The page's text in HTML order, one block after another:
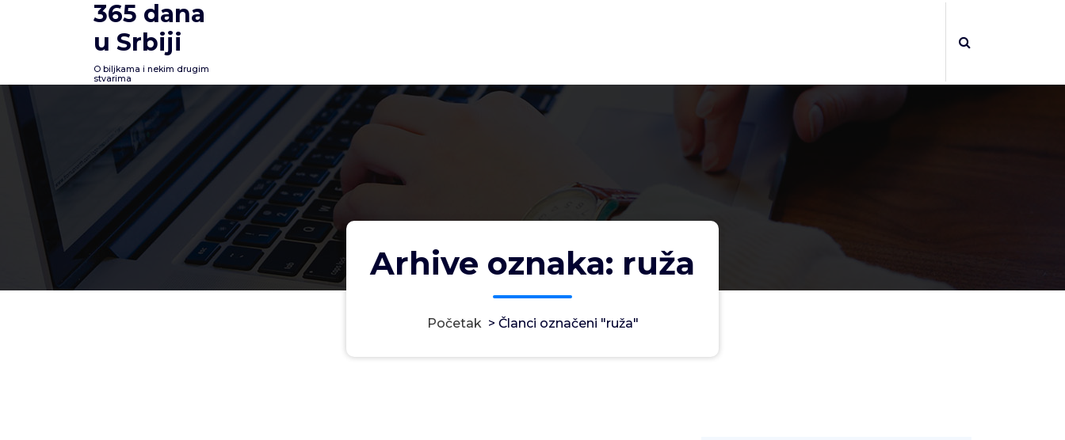
365 dana
u Srbiji
O biljkama i nekim drugim
stvarima
Arhive oznaka: ruža
Početak> Članci označeni "ruža"